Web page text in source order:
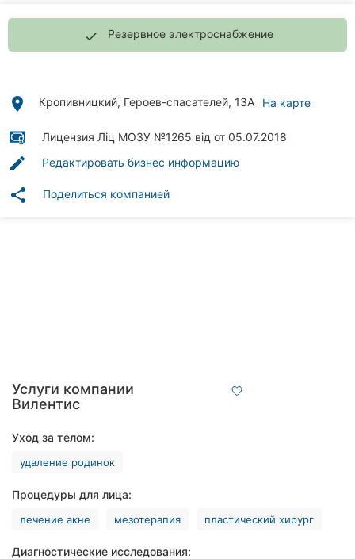
Все
города:
Ровно
Одесса
done Резервное электроснабжение
place Кропивницкий, Героев-спасателей, 13А На карте
Лицензия Ліц МОЗУ №1265 від от 05.07.2018
edit Редактировать бизнес информацию
share Поделиться компанией
Услуги компании
Вилентис
Уход за телом:
удаление родинок
Процедуры для лица:
лечение акне мезотерапия пластический хирург
Диагностические исследования: